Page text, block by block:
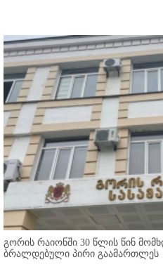
გორის რაიონში 30 წლის წინ
ბრალდებული პირი გაამართლეს